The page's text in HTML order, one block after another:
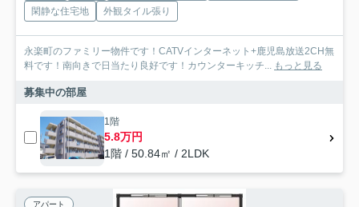
閑静な住宅地
外観タイル張り
永楽町のファミリー物件です！CATVインターネット+鹿児島放送2CH無
料です！南向きで日当たり良好です！カウンターキッチ...
もっと見る
募集中の部屋
1階
5.8万円
1階 / 50.84㎡ / 2LDK
アパート